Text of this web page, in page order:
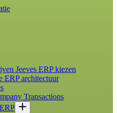
Jeeves ERP kiezen
ERP architectuur
Transactions